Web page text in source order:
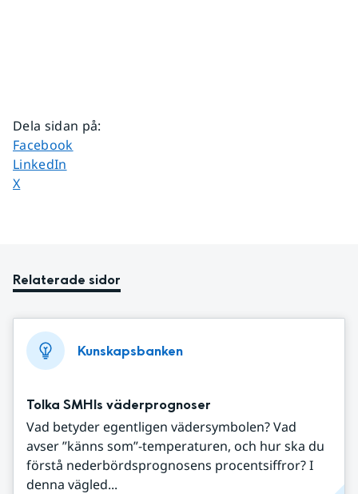
Dela sidan på:
Dela sidan på
Facebook
Dela sidan på
LinkedIn
Dela sidan på
X
Relaterade sidor
Kunskapsbanken
Tolka SMHIs väderprognoser
Vad betyder egentligen vädersymbolen? Vad
avser ”känns som”-temperaturen, och hur ska du
förstå nederbördsprognosens procentsiffror? I
denna vägled...